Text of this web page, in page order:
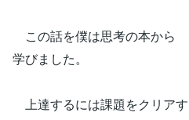
この話を僕は思考の本から
学びました。
上達するには課題をクリアす